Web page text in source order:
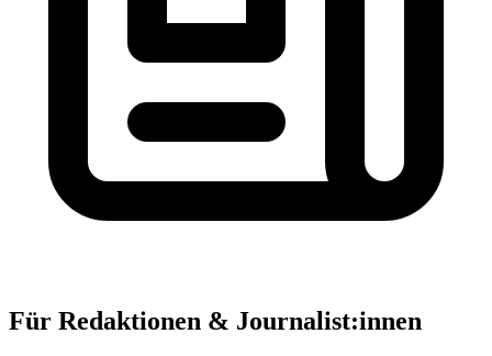
Für Redaktionen & Journalist:innen